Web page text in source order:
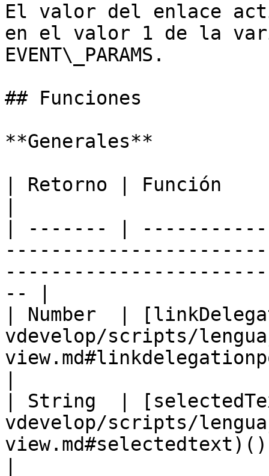
El valor del enlace
en el valor 1 de la
EVENT\_PARAMS.
## Funciones
**Generales**
| Retorno | Función
| ------- |
-- |
| Number  |
vdevelop/scripts/
| String  |
vdevelop/scripts/
view.md#selectedtext)()